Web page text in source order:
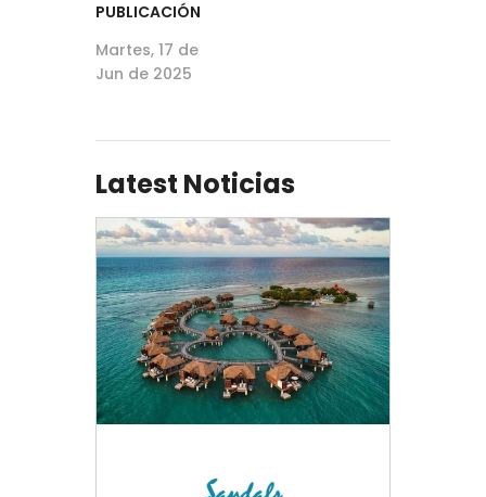
PUBLICACIÓN
Martes, 17 de
Jun de 2025
Latest Noticias